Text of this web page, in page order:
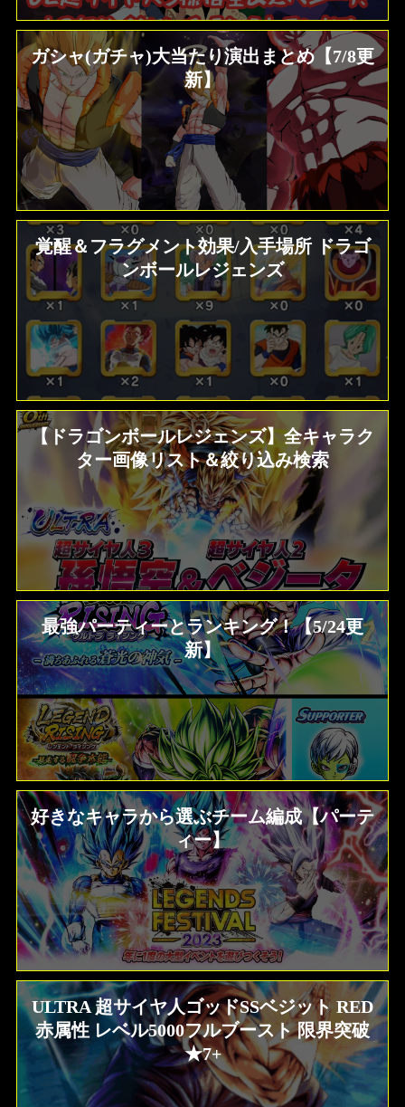
ガシャ(ガチャ)大当たり演出まとめ【7/8更
新】
覚醒＆フラグメント効果/入手場所 ドラゴ
ンボールレジェンズ
【ドラゴンボールレジェンズ】全キャラク
ター画像リスト＆絞り込み検索
最強パーティーとランキング！【5/24更
新】
好きなキャラから選ぶチーム編成【パーテ
ィー】
ULTRA 超サイヤ人ゴッドSSベジット RED
赤属性 レベル5000フルブースト 限界突破
★7+